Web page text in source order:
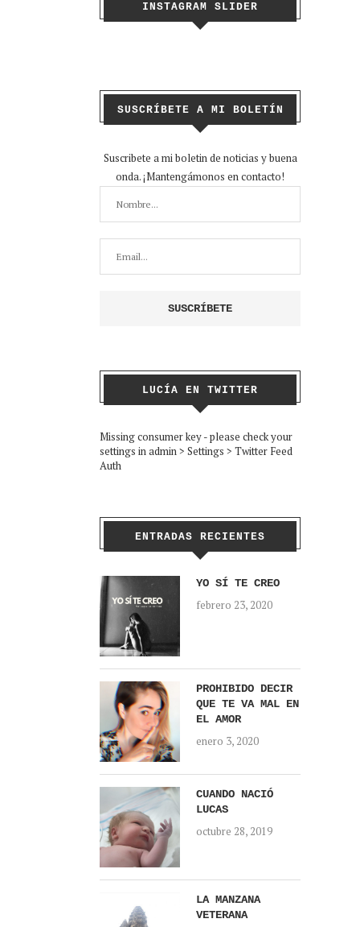
INSTAGRAM SLIDER
SUSCRÍBETE A MI BOLETÍN
Suscribete a mi boletin de noticias y buena
onda. ¡Mantengámonos en contacto!
LUCÍA EN TWITTER
Missing consumer key - please check your
settings in admin > Settings > Twitter Feed
Auth
ENTRADAS RECIENTES
YO SÍ TE CREO
febrero 23, 2020
PROHIBIDO DECIR
QUE TE VA MAL EN
EL AMOR
enero 3, 2020
CUANDO NACIÓ
LUCAS
octubre 28, 2019
LA MANZANA
VETERANA